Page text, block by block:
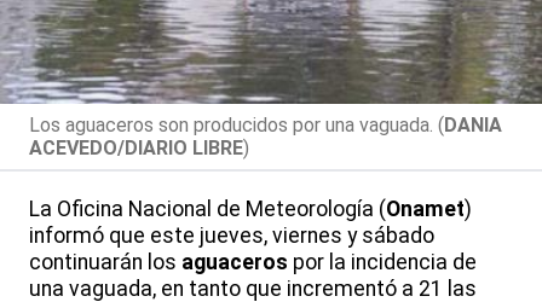
Los aguaceros son producidos por una vaguada. (DANIA
ACEVEDO/DIARIO LIBRE)
La Oficina Nacional de Meteorología (Onamet)
informó que este jueves, viernes y sábado
continuarán los aguaceros por la incidencia de
una vaguada, en tanto que incrementó a 21 las